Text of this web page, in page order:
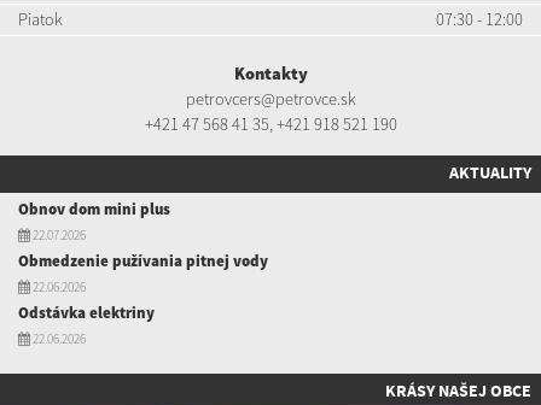
Piatok
07:30 - 12:00
Kontakty
petrovcers@petrovce.sk
+421 47 568 41 35,+421 918 521 190
AKTUALITY
Obnov dom mini plus
22.07.2026
Obmedzenie pužívania pitnej vody
22.06.2026
Odstávka elektriny
22.06.2026
KRÁSY NAŠEJ OBCE